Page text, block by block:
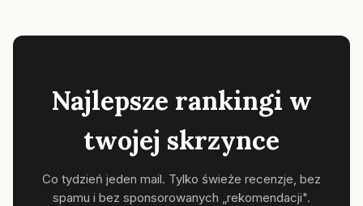
Najlepsze rankingi w
twojej skrzynce
Co tydzień jeden mail. Tylko świeże recenzje, bez
spamu i bez sponsorowanych „rekomendacji".